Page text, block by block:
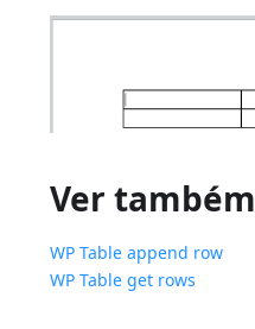
Ver também
WP Table append row
WP Table get rows